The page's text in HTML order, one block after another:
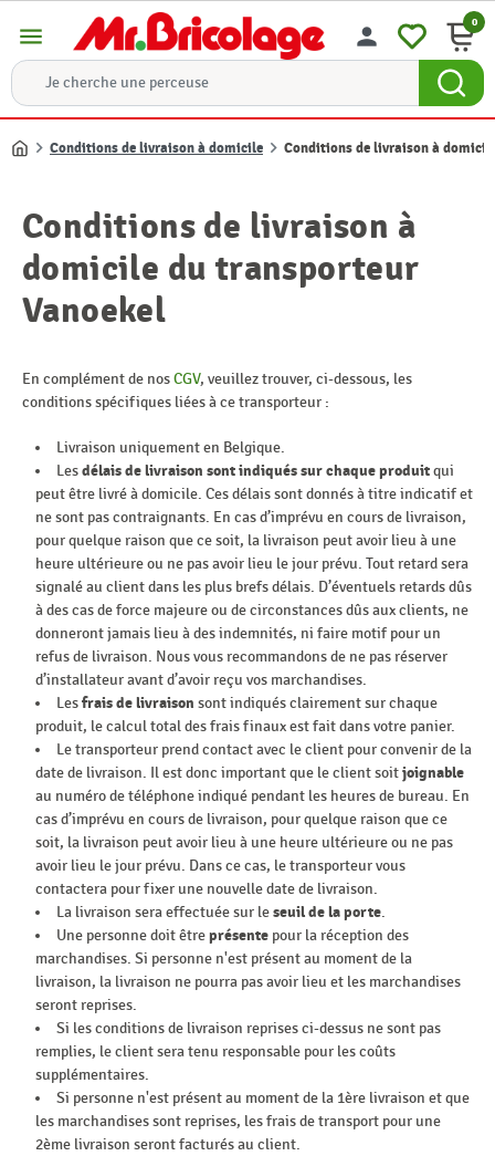
menu person 0
Accueil
Conditions de livraison à domicile Conditions de livraison à
Conditions de livraison à
domicile du transporteur
Vanoekel
En complément de nosCGV, veuillez trouver, ci-dessous, les
conditions spécifiques liées à ce transporteur :
Livraison uniquement en Belgique.
Lesdélais de livraison sont indiqués sur chaque produitqui
peut être livré à domicile. Ces délais sont donnés à titre indicatif et
ne sont pas contraignants. En cas d’imprévu en cours de livraison,
pour quelque raison que ce soit, la livraison peut avoir lieu à une
heure ultérieure ou ne pas avoir lieu le jour prévu. Tout retard sera
signalé au client dans les plus brefs délais. D’éventuels retards dûs
à des cas de force majeure ou de circonstances dûs aux clients, ne
donneront jamais lieu à des indemnités, ni faire motif pour un
refus de livraison. Nous vous recommandons de ne pas réserver
d’installateur avant d’avoir reçu vos marchandises.
Lesfrais de livraison sont indiqués clairement sur chaque
produit, le calcul total des frais finaux est fait dans votre panier.
Le transporteur prend contact avec le client pour convenir de la
date de livraison. Il est donc important que le client soitjoignable
au numéro de téléphone indiqué pendant les heures de bureau. En
cas d’imprévu en cours de livraison, pour quelque raison que ce
soit, la livraison peut avoir lieu à une heure ultérieure ou ne pas
avoir lieu le jour prévu. Dans ce cas, le transporteur vous
contactera pour fixer une nouvelle date de livraison.
La livraison sera effectuée sur leseuil de la porte.
Une personne doit êtreprésente pour la réception des
marchandises. Si personne n'est présent au moment de la
livraison, la livraison ne pourra pas avoir lieu et les marchandises
seront reprises.
Si les conditions de livraison reprises ci-dessus ne sont pas
remplies, le client sera tenu responsable pour les coûts
supplémentaires.
Si personne n'est présent au moment de la 1ère livraison et que
les marchandises sont reprises, les frais de transport pour une
2ème livraison seront facturés au client.